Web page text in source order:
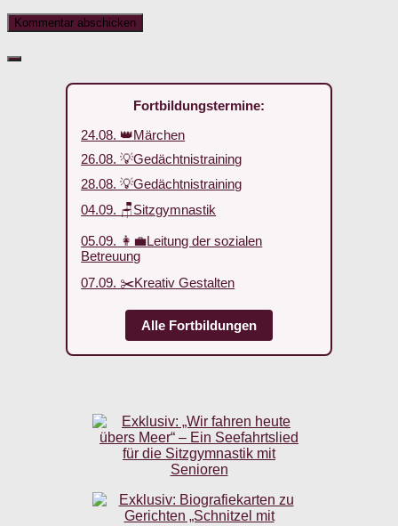
Fortbildungstermine:
24.08. 👑Märchen
26.08. 💡Gedächtnistraining
28.08. 💡Gedächtnistraining
04.09. 🪑Sitzgymnastik
05.09. 👩‍💼Leitung der sozialen
Betreuung
07.09. ✂️Kreativ Gestalten
Alle Fortbildungen